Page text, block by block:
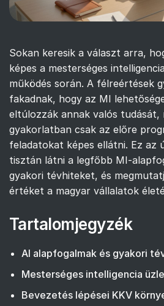
Sokan keresik a választ arra,
képes a mesterséges
működés során. A félreértések
fakadnak, hogy az MI
eltúlozzák annak valós tudását,
gyakorlatban csak az előre
feladatokat képes ellátni. Ez az
tisztán látni a legfőbb MI-
gyakori tévhiteket, és
értéket a magyar vállalatok
Tartalomjegyzék
AI alapfogalmak és gyakori
Mesterséges intelligencia
Bevezetés lépései KKV